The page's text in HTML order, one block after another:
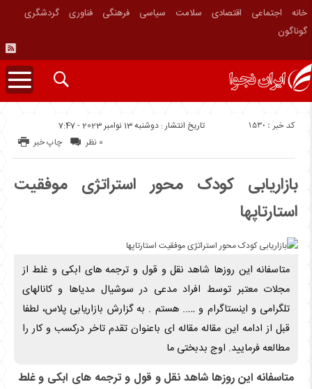
خانه اجتماعی اقتصادی سلامت سیاسی فرهنگی فناوری
گردشگری
گوناگون
تاریخ انتشار : دوشنبه 13 نوامبر 2023 - 7:47 کد خبر : 1530
چاپ خبر 0 نظر
بازاریابی کودک محور استراتژی موفقیت
استارتاپها
متاسفانه این روزها شاهد نقل و قول و ترجمه های ابکی و غلط از
مجلات معتبر توسط افراد مدعی در سوشیال مدیاها و کانالهای
تلگرامی و اینستاگرام و ….. هستم . به گزارش بازاریابی پلاس، لطفا
قبل از ادامه این مقاله مقاله ای باعنوان تقدم تاخر درکسب و کار را
مطالعه فرمایید. اوج بدبختی ما
متاسفانه این روزها شاهد نقل و قول و ترجمه های ابکی و غلط